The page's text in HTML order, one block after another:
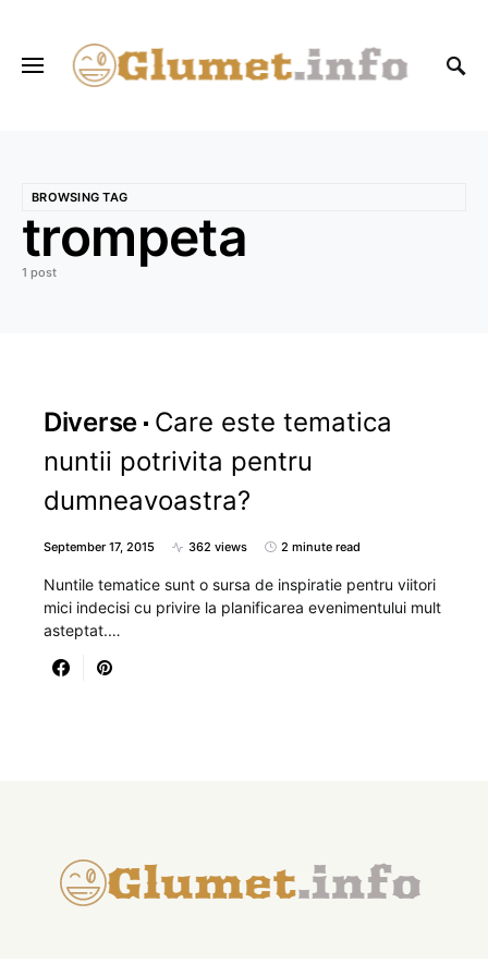
BROWSING TAG
trompeta
1 post
Diverse Care este tematica
nuntii potrivita pentru
dumneavoastra?
September 17, 2015 362 views 2 minute read
Nuntile tematice sunt o sursa de inspiratie pentru viitori
mici indecisi cu privire la planificarea evenimentului mult
asteptat.…